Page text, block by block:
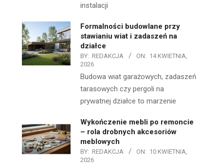
instalacji
Formalności budowlane przy
stawianiu wiat i zadaszeń na
działce
BY: REDAKCJA ON: 14 KWIETNIA,
2026
Budowa wiat garażowych, zadaszeń
tarasowych czy pergoli na
prywatnej działce to marzenie
Wykończenie mebli po remoncie
– rola drobnych akcesoriów
meblowych
BY: REDAKCJA ON: 10 KWIETNIA,
2026